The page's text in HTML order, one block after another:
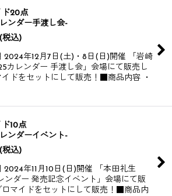
ド20点
ンダー手渡し会-
(税込)
2024年12月7日(土)・8日(日)開催 「岩崎
カレンダー 手渡し会」会場にて販売し
ドをセットにして販売！​​ ​​ ■商品内容 ・
ド10点
ンダーイベント-
(税込)
2024年11月10日(日)開催 「本田礼生
ンダー 発売記念イベント」会場にて販
ロマイドをセットにして販売！​​ ■商品内